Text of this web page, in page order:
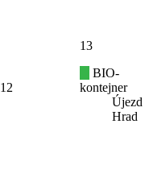
12
13
BIO-
kontejner
Újezd
Hrad